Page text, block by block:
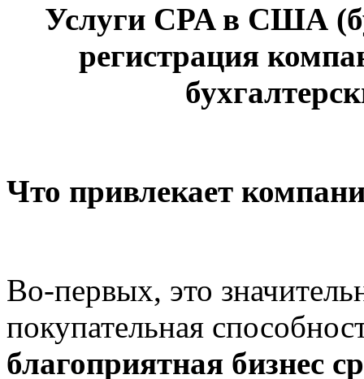
Услуги CPA в США
регистрация
Что привлекает
Во-первых, это
покупательная
благоприятная бизнес